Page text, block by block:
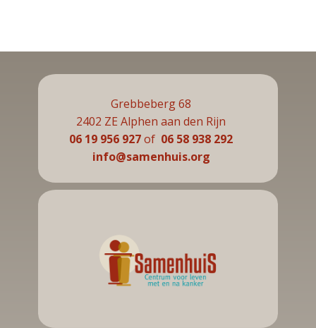
Grebbeberg 68
2402 ZE Alphen aan den Rijn
06 19 956 927of 06 58 938 292
info@samenhuis.org